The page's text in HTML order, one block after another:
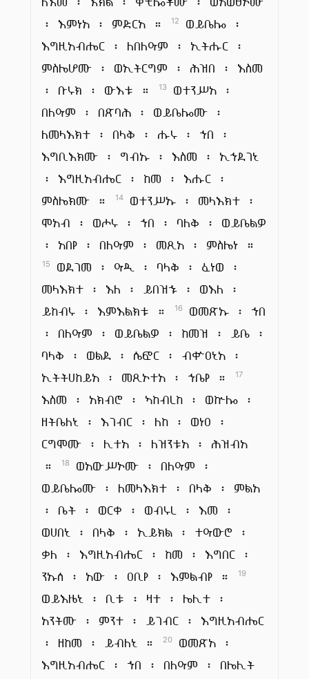
፡ እምነአ ፡ ምድርአ ።
12
ወይቤሎ ፡
እግዚአብሔር ፡ ለበለዓም ፡ ኢትሑር ፡
ምስሌሆሙ ፡ ወኢትርግም ፡ ሕዝበ ፡ እስመ
፡ ቡሩክ ፡ ውእቱ ።
13
ወተንሥአ ፡
በለዓም ፡ በጽባሕ ፡ ወይቤሎሙ ፡
ለመላእክተ ፡ በላቅ ፡ ሑሩ ፡ ኀበ ፡
እግቢእክሙ ፡ ግብኡ ፡ እስመ ፡ ኢኀደገኒ
፡ እግዚአብሔር ፡ ከመ ፡ እሑር ፡
ምስሌክሙ ።
14
ወተንሥኡ ፡ መላእክተ ፡
ሞአብ ፡ ወሖሩ ፡ ኀበ ፡ ባለቅ ፡ ወይቤልዎ
፡ አበየ ፡ በለዓም ፡ መጺአ ፡ ምስሌነ ።
15
ወደገመ ፡ ዓዲ ፡ ባላቅ ፡ ፈነወ ፡
መላእክተ ፡ እለ ፡ ይበዝኁ ፡ ወእለ ፡
ይከብሩ ፡ እምእልክቱ ።
16
ወመጽኡ ፡ ኀበ
፡ በለዓም ፡ ወይቤልዎ ፡ ከመዝ ፡ ይቤ ፡
ባላቅ ፡ ወልደ ፡ ሴፎር ፡ ብቍዐኒአ ፡
ኢትትሀከይአ ፡ መጺኦተአ ፡ ኀቤየ ።
17
እስመ ፡ አክብሮ ፡ ኣከብረከ ፡ ወኵሎ ፡
ዘትቤለኒ ፡ እገብር ፡ ለከ ፡ ወነዐ ፡
ርግሞሙ ፡ ሊተአ ፡ ለዝንቱአ ፡ ሕዝብአ
።
18
ወአውሥኦሙ ፡ በለዓም ፡
ወይቤሎሙ ፡ ለመላእክተ ፡ በላቅ ፡ ምልአ
፡ ቤት ፡ ወርቀ ፡ ወብሩረ ፡ እመ ፡
ወሀበኒ ፡ በላቅ ፡ ኢይክል ፡ ተዓውሮ ፡
ቃለ ፡ እግዚአብሔር ፡ ከመ ፡ እግበር ፡
ንኡሰ ፡ አው ፡ ዐቢየ ፡ እምልብየ ።
19
ወይእዜኒ ፡ ቢቱ ፡ ዛተ ፡ ሌሊተ ፡
አንትሙ ፡ ምንተ ፡ ይገብር ፡ እግዚአብሔር
፡ ዘከመ ፡ ይብለኒ ።
20
ወመጽአ ፡
እግዚአብሔር ፡ ኀበ ፡ በለዓም ፡ በሌሊት